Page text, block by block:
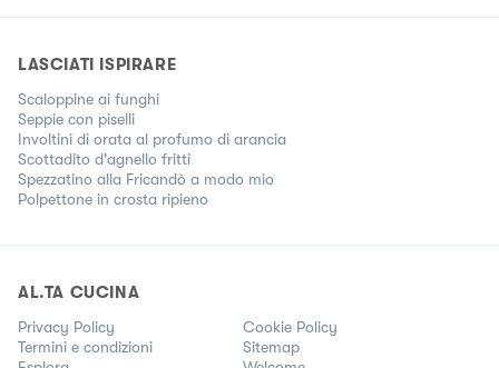
LASCIATI ISPIRARE
Scaloppine ai funghi
Seppie con piselli
Involtini di orata al profumo di arancia
Scottadito d'agnello fritti
Spezzatino alla Fricandò a modo mio
Polpettone in crosta ripieno
AL.TA CUCINA
Privacy Policy
Cookie Policy
Termini e condizioni
Sitemap